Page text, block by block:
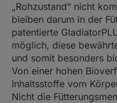
„Rohzustand“ nicht
bleiben darum in der
patentierte
möglich, diese
und somit besonders
Von einer hohen
Inhaltsstoffe vom
Nicht die